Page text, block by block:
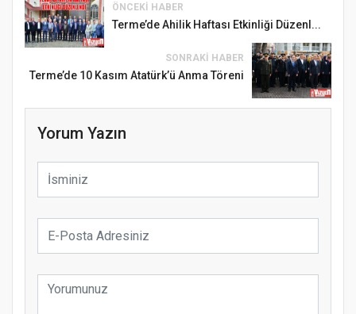
ÖNCEKI HABER
Terme’de Ahilik Haftası Etkinliği Düzenl...
SONRAKI HABER
Terme’de 10 Kasım Atatürk’ü Anma Töreni
Yorum Yazın